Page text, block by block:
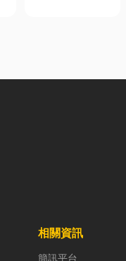
共同噩夢。隨
麼？它跟傳統
相關資訊
簡訊平台